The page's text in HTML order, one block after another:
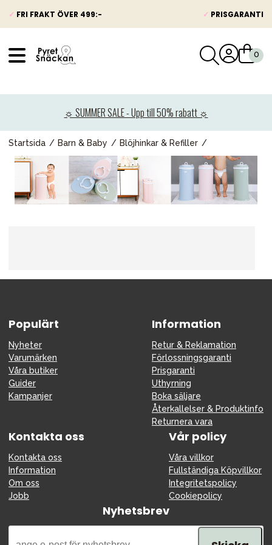
✓ FRI FRAKT ÖVER 499:- ✓ PRISGARANTI
☼ SUMMER SALE - Upp till 50% rabatt ☼
Startsida Barn & Baby Blöjhinkar & Refiller
Populärt
Nyheter
Varumärken
Våra butiker
Guider
Kampanjer
Information
Retur & Reklamation
Förlossningsgaranti
Prisgaranti
Uthyrning
Boka säljare
Återkallelser & Produktinfo
Returnera vara
Kontakta oss
Kontakta oss
Information
Om oss
Jobb
Vår policy
Våra villkor
Fullständiga Köpvillkor
Integritetspolicy
Cookiepolicy
Nyhetsbrev
Barnvagnar
Bilbarnstolar
Babypaket
Barn & Baby
Tillbehör
Kampanjer
Presenttips
Våra favoriter
Varumärken
Sol och bad
Guider
Kontakta oss
Uthyrning Vår butik